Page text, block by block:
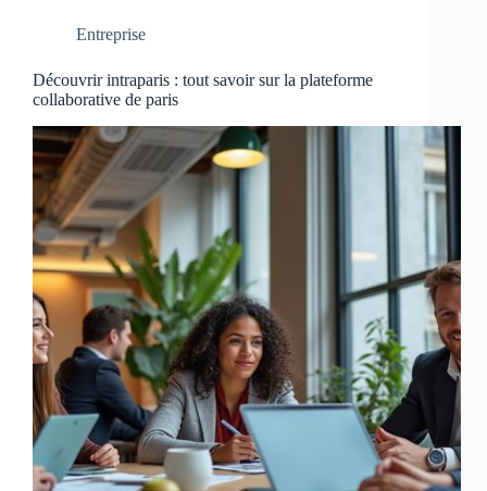
Entreprise
Découvrir intraparis : tout savoir sur la plateforme
collaborative de paris